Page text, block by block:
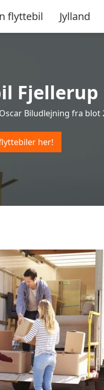
flyttebil Jylland
Fjellerup
Biludlejning fra blot
her!